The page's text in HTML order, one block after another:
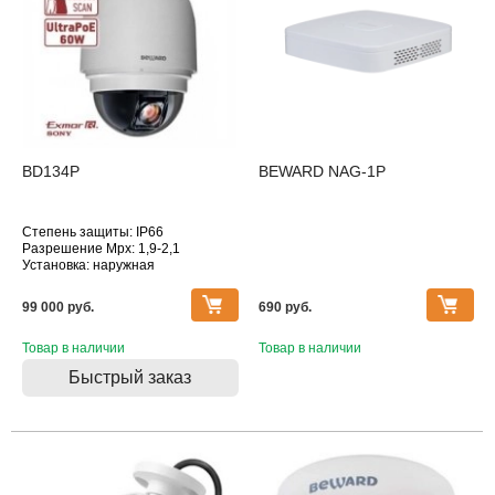
BD134P
Степень защиты: IP66
Разрешение Mpx: 1,9-2,1
Установка: наружная
Дополнительное оснащение:
поворотная, датчик движения,
99 000 pуб.
Товар в наличии
Быстрый заказ
BEWARD NAG-1P
690 pуб.
Товар в наличии